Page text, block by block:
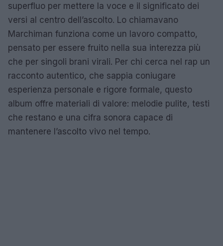
superfluo per mettere la voce e il significato dei
versi al centro dell’ascolto. Lo chiamavano
Marchiman funziona come un lavoro compatto,
pensato per essere fruito nella sua interezza più
che per singoli brani virali. Per chi cerca nel rap un
racconto autentico, che sappia coniugare
esperienza personale e rigore formale, questo
album offre materiali di valore: melodie pulite, testi
che restano e una cifra sonora capace di
mantenere l’ascolto vivo nel tempo.